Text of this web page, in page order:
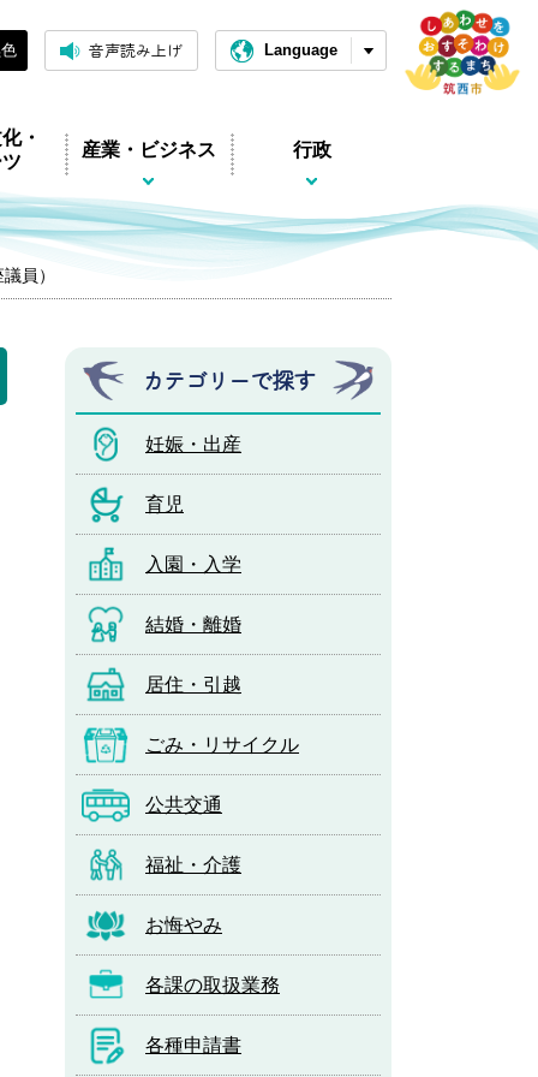
音声読み上げ Language
・
産業・ビジネス 行政
員）
カテゴリーで探す
妊娠・出産
育児
入園・入学
結婚・離婚
居住・引越
ごみ・リサイクル
公共交通
福祉・介護
お悔やみ
各課の取扱業務
各種申請書